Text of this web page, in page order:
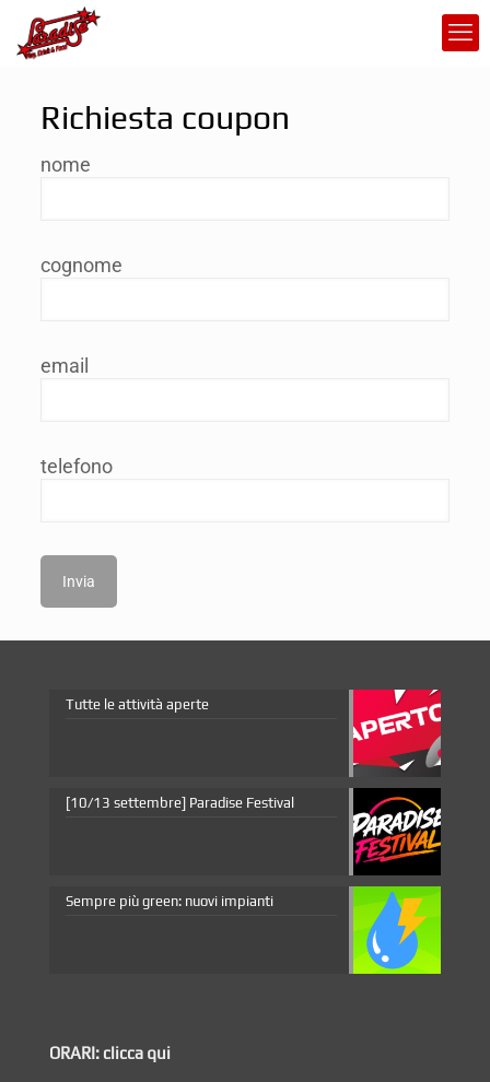
Richiesta coupon
nome
cognome
email
telefono
Tutte le attività aperte
[10/13 settembre] Paradise Festival
Sempre più green: nuovi impianti
ORARI: clicca qui